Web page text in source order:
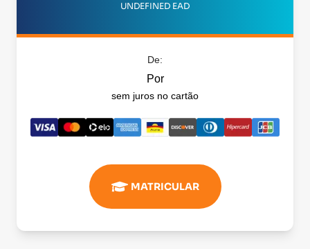
UNDEFINED EAD
De:
Por
sem juros no cartão
MATRICULAR